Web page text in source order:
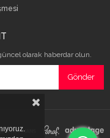
olarak haberdar olun.
Gönder